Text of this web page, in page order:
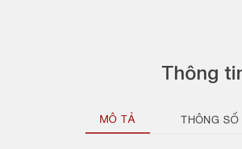
Thông
MÔ TẢ THÔNG SỐ